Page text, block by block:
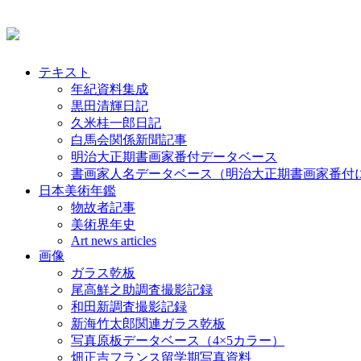
テキスト
年紀資料集成
黒田清輝日記
久米桂一郎日記
白馬会関係新聞記事
明治大正期書画家番付データベース
書画家人名データベース（明治大正期書画家番付
日本美術年鑑
物故者記事
美術界年史
Art news articles
画像
ガラス乾板
尾高鮮之助調査撮影記録
和田新調査撮影記録
新海竹太郎関連ガラス乾板
写真原板データベース（4×5カラー）
畑正吉フランス留学期写真資料